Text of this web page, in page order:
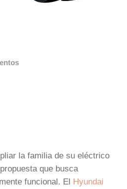
la familia de su eléctrico
que busca
funcional. El Hyundai